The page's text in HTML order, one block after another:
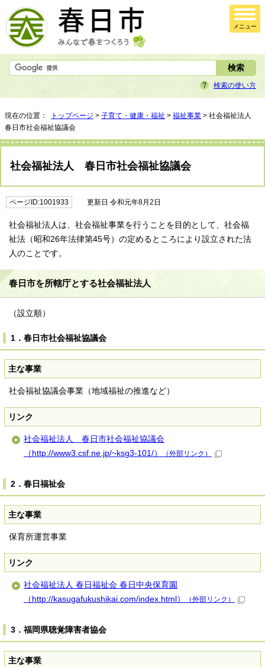
メニュー
検索の使い方
現在の位置： トップページ > 子育て・健康・福祉 > 福祉事業 > 社会福祉法人
春日市社会福祉協議会
社会福祉法人 春日市社会福祉協議会
ページID:1001933 更新日 令和元年8月2日
社会福祉法人は、社会福祉事業を行うことを目的として、社会福
祉法（昭和26年法律第45号）の定めるところにより設立された法
人のことです。
春日市を所轄庁とする社会福祉法人
（設立順）
1．春日市社会福祉協議会
主な事業
社会福祉協議会事業（地域福祉の推進など）
リンク
社会福祉法人 春日市社会福祉協議会
（http://www3.csf.ne.jp/~ksg3-101/）
（外部リンク）
2．春日福祉会
主な事業
保育所運営事業
リンク
社会福祉法人 春日福祉会 春日中央保育園
（http://kasugafukushikai.com/index.html）
（外部リンク）
3．福岡県聴覚障害者協会
主な事業